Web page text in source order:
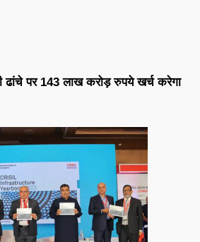
ढांचे पर 143 लाख करोड़ रुपये खर्च करेगा